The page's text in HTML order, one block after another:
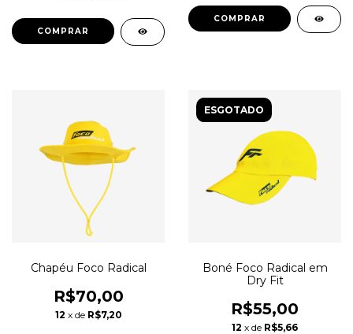
COMPRAR
Chapéu Foco Radical
R$70,00
12 x de R$7,20
ESGOTADO
Boné Foco Radical em
Dry Fit
R$55,00
12 x de R$5,66